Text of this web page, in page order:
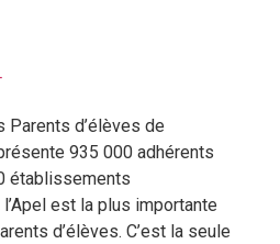
Parents d’élèves de
935 000 adhérents
établissements
est la plus importante
d’élèves. C’est la seule